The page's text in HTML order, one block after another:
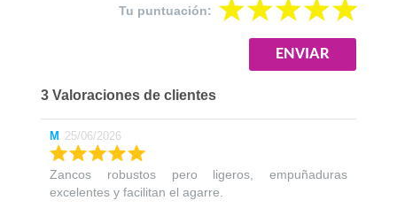
3 Valoraciones de clientes
Tu puntuación:
M 25/06/2026
Zancos robustos pero ligeros, empuñaduras
excelentes y facilitan el agarre.